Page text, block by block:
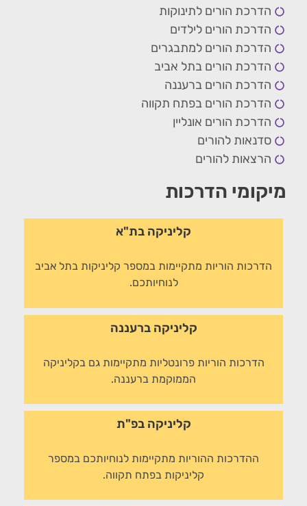
הדרכת הורים לתינוקות
הדרכת הורים לילדים
הדרכת הורים למתבגרים
הדרכת הורים בתל אביב
הדרכת הורים ברעננה
הדרכת הורים בפתח תקווה
הדרכת הורים אונליין
סדנאות להורים
הרצאות להורים
מיקומי הדרכות
קליניקה בת"א
הדרכות הוריות מתקיימות במספר קליניקות בתל אביב
לנוחיותכם.
קליניקה ברעננה
הדרכות הוריות פרונטליות מתקיימות גם בקליניקה
הממוקמת ברעננה.
קליניקה בפ"ת
ההדרכות ההוריות מתקיימות לנוחיותכם במספר
קליניקות בפתח תקווה.